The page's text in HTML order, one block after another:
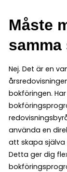
Måste
Nej. Det är en
bokföringen.
använda en
att skapa själva
Detta ger dig